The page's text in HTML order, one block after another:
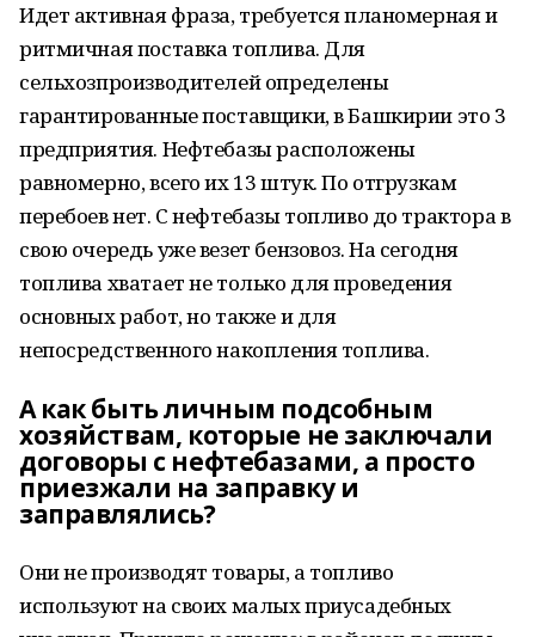
Идет активная фраза, требуется планомерная и
ритмичная поставка топлива. Для
сельхозпроизводителей определены
гарантированные поставщики, в Башкирии это 3
предприятия. Нефтебазы расположены
равномерно, всего их 13 штук. По отгрузкам
перебоев нет. С нефтебазы топливо до трактора в
свою очередь уже везет бензовоз. На сегодня
топлива хватает не только для проведения
основных работ, но также и для
непосредственного накопления топлива.
А как быть личным подсобным
хозяйствам, которые не заключали
договоры с нефтебазами, а просто
приезжали на заправку и
заправлялись?
Они не производят товары, а топливо
используют на своих малых приусадебных